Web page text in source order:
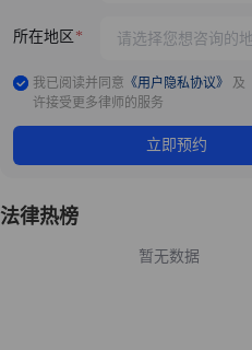
所在地区
我已阅读并同意 《用户隐私协议》 及
许接受更多律师的服务
立即预约
法律热榜
暂无数据